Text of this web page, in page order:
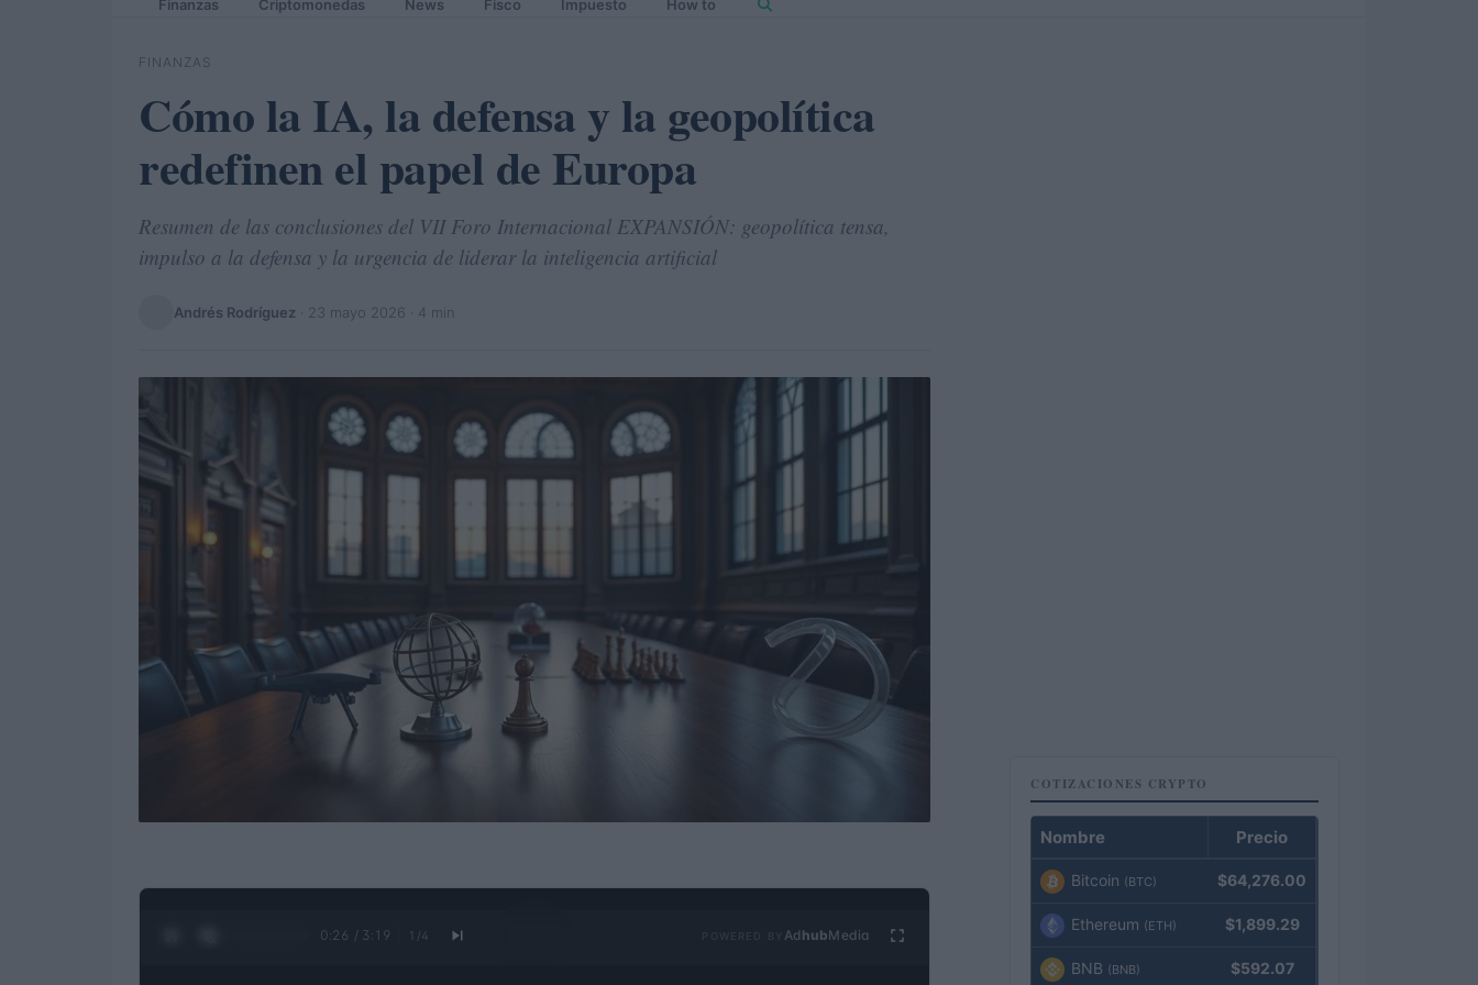
Finanzas Criptomonedas News Fisco Impuesto How to
FINANZAS
Cómo la IA, la defensa y la geopolítica
redefinen el papel de Europa
Resumen de las conclusiones del VII Foro Internacional EXPANSIÓN: geopolítica tensa,
impulso a la defensa y la urgencia de liderar la inteligencia artificial
Andrés Rodríguez 23 mayo 2026 · 4 min
0:27 / 3:19 1 /4 Ad hubMedia
COTIZACIONES CRYPTO
Nombre Precio
Bitcoin (BTC) $64,276.00
Ethereum (ETH) $1,899.29
BNB (BNB) $592.07